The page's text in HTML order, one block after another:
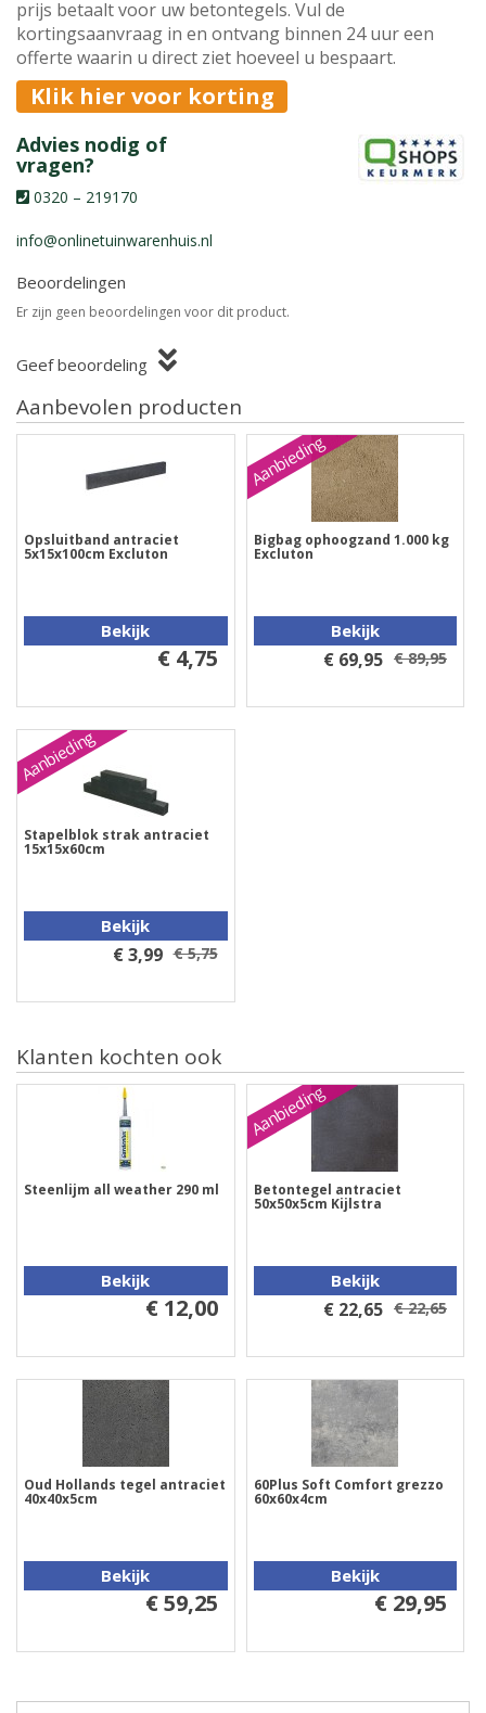
prijs betaalt voor uw betontegels. Vul de
kortingsaanvraag in en ontvang binnen 24 uur een
offerte waarin u direct ziet hoeveel u bespaart.
Klik hier voor korting
Advies nodig of
vragen?
0320 – 219170
info@onlinetuinwarenhuis.nl
Beoordelingen
Er zijn geen beoordelingen voor dit product.
Geef beoordeling
Aanbevolen producten
Opsluitband antraciet
5x15x100cm Excluton
Bekijk
€ 4,75
Aanbieding
Bigbag ophoogzand 1.000 kg
Excluton
Bekijk
€ 69,95 € 89,95
Aanbieding
Stapelblok strak antraciet
15x15x60cm
Bekijk
€ 3,99 € 5,75
Klanten kochten ook
Steenlijm all weather 290 ml
Bekijk
€ 12,00
Aanbieding
Betontegel antraciet
50x50x5cm Kijlstra
Bekijk
€ 22,65 € 22,65
Oud Hollands tegel antraciet
40x40x5cm
Bekijk
€ 59,25
60Plus Soft Comfort grezzo
60x60x4cm
Bekijk
€ 29,95